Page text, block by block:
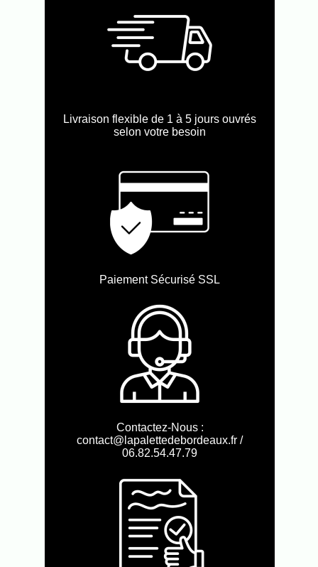
Livraison flexible de 1 à 5 jours ouvrés
selon votre besoin
Paiement Sécurisé SSL
Contactez-Nous :
contact@lapalettedebordeaux.fr /
06.82.54.47.79